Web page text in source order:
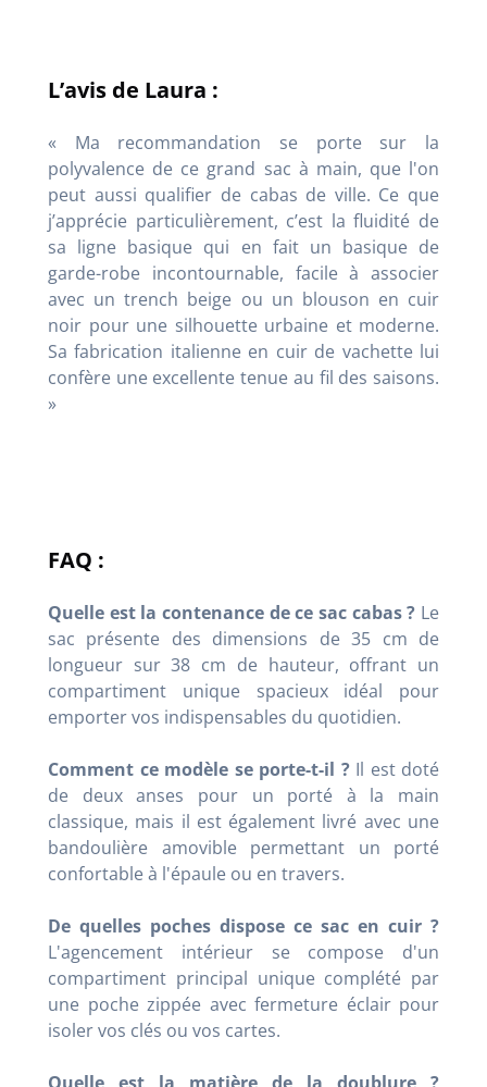
L’avis de Laura :
« Ma recommandation se porte sur la
polyvalence de ce grand sac à main, que l'on
peut aussi qualifier de cabas de ville. Ce que
j’apprécie particulièrement, c’est la fluidité de
sa ligne basique qui en fait un basique de
garde-robe incontournable, facile à associer
avec un trench beige ou un blouson en cuir
noir pour une silhouette urbaine et moderne.
Sa fabrication italienne en cuir de vachette lui
confère une excellente tenue au fil des saisons.
»
FAQ :
Quelle est la contenance de ce sac cabas ? Le
sac présente des dimensions de 35 cm de
longueur sur 38 cm de hauteur, offrant un
compartiment unique spacieux idéal pour
emporter vos indispensables du quotidien.
Comment ce modèle se porte-t-il ?Il est doté
de deux anses pour un porté à la main
classique, mais il est également livré avec une
bandoulière amovible permettant un porté
confortable à l'épaule ou en travers.
De quelles poches dispose ce sac en cuir ?
L'agencement intérieur se compose d'un
compartiment principal unique complété par
une poche zippée avec fermeture éclair pour
isoler vos clés ou vos cartes.